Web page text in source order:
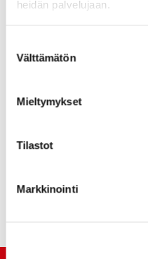
heidän palvelujaan.
valinta
Välttämätön
Mieltymykset
Tilastot
Markkinointi